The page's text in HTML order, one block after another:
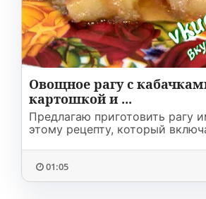
Овощное рагу с
картошкой и ...
Предлагаю приготовить рагу
этому рецепту, который
01:05